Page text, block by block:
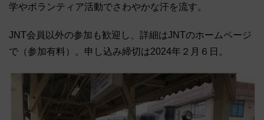
学やボランティア活動でさわやかな汗を流す。
JNT会員以外の参加も歓迎し、詳細はJNTのホームページ
で（参加有料）。申し込み締切は2024年２月６日。